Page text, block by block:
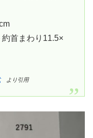
首まわり11.5×
より引用